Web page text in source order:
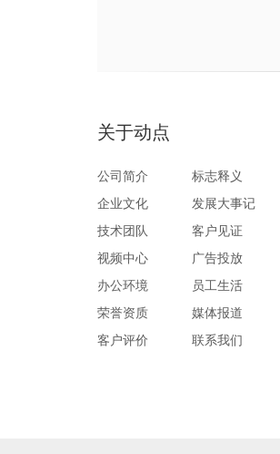
关于动点
公司简介
标志释义
企业文化
发展大事记
技术团队
客户见证
视频中心
广告投放
办公环境
员工生活
荣誉资质
媒体报道
客户评价
联系我们